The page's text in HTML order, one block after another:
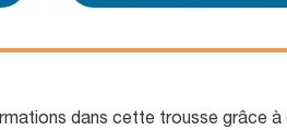
dans cette trousse grâce à